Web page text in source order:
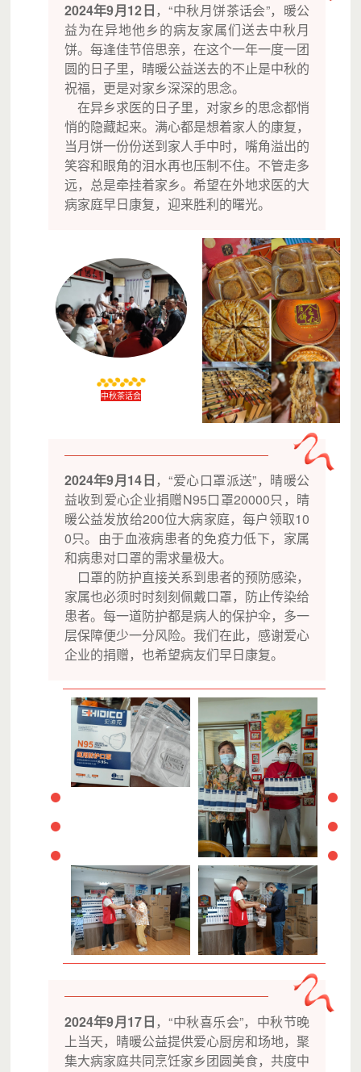
2024年9月12日 ，“中秋月饼茶话会”，暖公
益为在异地他乡的病友家属们送去中秋月
饼。每逢佳节倍思亲，在这个一年一度一团
圆的日子里，晴暖公益送去的不止是中秋的
祝福，更是对家乡深深的思念。
在异乡求医的日子里，对家乡的思念都悄
悄的隐藏起来。满心都是想着家人的康复，
当月饼一份份送到家人手中时，嘴角溢出的
笑容和眼角的泪水再也压制不住。不管走多
远，总是牵挂着家乡。希望在外地求医的大
病家庭早日康复，迎来胜利的曙光。
中秋茶话会
2024年9月14日 ，“爱心口罩派送”，晴暖公
益收到爱心企业捐赠N95口罩20000只，晴
暖公益发放给200位大病家庭，每户领取10
0只。由于血液病患者的免疫力低下，家属
和病患对口罩的需求量极大。
口罩的防护直接关系到患者的预防感染，
家属也必须时时刻刻佩戴口罩，防止传染给
患者。每一道防护都是病人的保护伞，多一
层保障便少一分风险。我们在此，感谢爱心
企业的捐赠，也希望病友们早日康复。
2024年9月17日 ，“中秋喜乐会”，中秋节晚
上当天，晴暖公益提供爱心厨房和场地，聚
集大病家庭共同烹饪家乡团圆美食，共度中